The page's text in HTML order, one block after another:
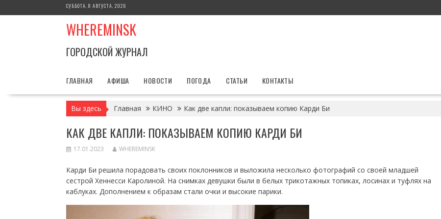
к
СУББОТА, 8 АВГУСТА, 2026
WHEREMINSK
ГОРОДСКОЙ ЖУРНАЛ
ГЛАВНАЯ АФИША НОВОСТИ ПОГОДА СТАТЬИ КОНТАКТЫ
Вы здесь Главная КИНО Как две капли: показываем копию Карди Би
КАК ДВЕ КАПЛИ: ПОКАЗЫВАЕМ КОПИЮ КАРДИ БИ
17.01.2023 WHEREMINSK
Карди Би решила порадовать своих поклонников и выложила несколько фотографий со своей младшей
сестрой Хеннесси Каролиной. На снимках девушки были в белых трикотажных топиках, лосинах и туфлях на
каблуках. Дополнением к образам стали очки и высокие парики.